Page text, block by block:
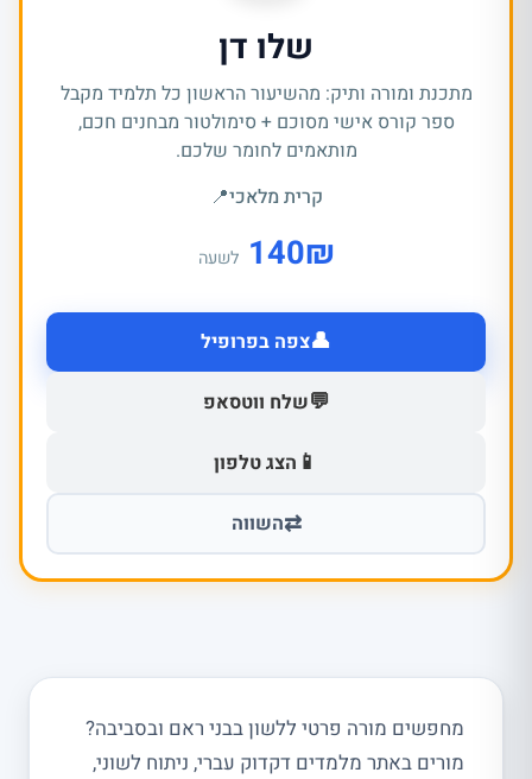
שלו דן
מתכנת ומורה ותיק: מהשיעור הראשון כל תלמיד מקבל
ספר קורס אישי מסוכם + סימולטור מבחנים חכם,
מותאמים לחומר שלכם.
קרית מלאכי📍
₪
140 לשעה
👤צפה בפרופיל
💬שלח ווטסאפ
📱 הצג טלפון
⇄השווה
מחפשים מורה פרטי ללשון בבני ראם ובסביבה?
מורים באתר מלמדים דקדוק עברי, ניתוח לשוני,